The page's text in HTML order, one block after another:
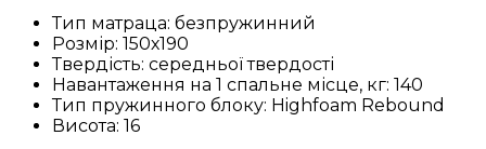
Тип матраца: безпружинний
Розмір: 150х190
Твердість: середньої твердості
Навантаження на 1 спальне місце, кг: 140
Тип пружинного блоку: Highfoam Rebound
Висота: 16